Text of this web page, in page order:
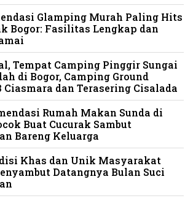
Glamping Murah Paling Hits
Bogor: Fasilitas Lengkap dan
Tempat Camping Pinggir Sungai
di Bogor, Camping Ground
Ciasmara dan Terasering Cisalada
Rumah Makan Sunda di
Buat Cucurak Sambut
Bareng Keluarga
Khas dan Unik Masyarakat
Datangnya Bulan Suci